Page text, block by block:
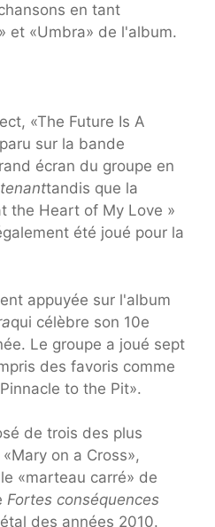
en tant
et «Umbra» de l'album.
«The Future Is A
sur la bande
écran du groupe en
tandis que la
the Heart of My Love »
été joué pour la
appuyée sur l'album
qui célèbre son 10e
Le groupe a joué sept
des favoris comme
to the Pit».
de trois des plus
on a Cross»,
«marteau carré» de
Fortes conséquences
des années 2010.